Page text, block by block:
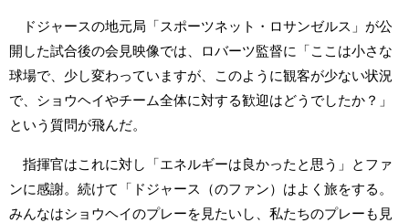
ドジャースの地元局「スポーツネット・ロサンゼルス」が公
開した試合後の会見映像では、ロバーツ監督に「ここは小さな
球場で、少し変わっていますが、このように観客が少ない状況
で、ショウヘイやチーム全体に対する歓迎はどうでしたか？」
という質問が飛んだ。
指揮官はこれに対し「エネルギーは良かったと思う」とファ
ンに感謝。続けて「ドジャース（のファン）はよく旅をする。
みんなはショウヘイのプレーを見たいし、私たちのプレーも見